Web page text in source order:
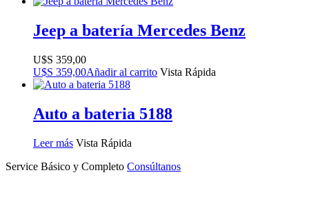
Jeep a batería Mercedes Benz
$
359,00
$
359,00Añadir al carrito Vista Rápida
Auto a bateria 5188
Leer más Vista Rápida
Service Básico y Completo Consúltanos